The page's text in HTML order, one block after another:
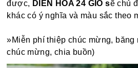
được, DIEN HOA 24 GIO sẽ chủ
khác có ý nghĩa và màu sắc theo
»Miễn phí thiệp chúc mừng, băng
chúc mừng, chia buồn)